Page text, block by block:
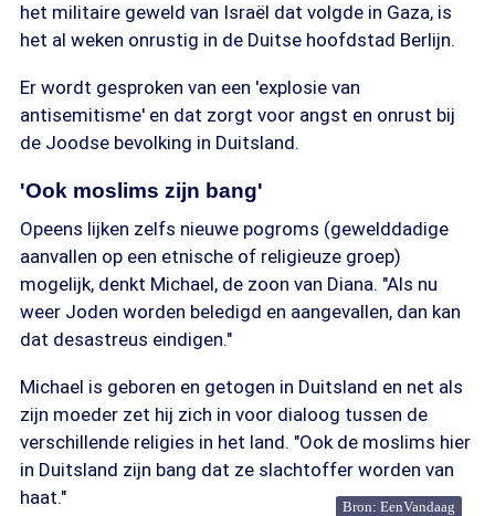
het militaire geweld van Israël dat volgde in Gaza, is
het al weken onrustig in de Duitse hoofdstad Berlijn.
Er wordt gesproken van een 'explosie van
antisemitisme' en dat zorgt voor angst en onrust bij
de Joodse bevolking in Duitsland.
'Ook moslims zijn bang'
Opeens lijken zelfs nieuwe pogroms (gewelddadige
aanvallen op een etnische of religieuze groep)
mogelijk, denkt Michael, de zoon van Diana. "Als nu
weer Joden worden beledigd en aangevallen, dan kan
dat desastreus eindigen."
Michael is geboren en getogen in Duitsland en net als
zijn moeder zet hij zich in voor dialoog tussen de
verschillende religies in het land. "Ook de moslims hier
in Duitsland zijn bang dat ze slachtoffer worden van
haat."
Bron: EenVandaag